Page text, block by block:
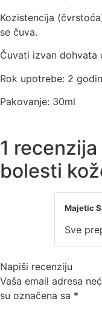
Kozistencija
se čuva.
Čuvati izvan dohvata
Rok upotrebe: 2
Pakovanje: 30ml
1 recenzija
bolesti
Majetic
Sve
Napiši recenziju
Vaša email adresa
su označena sa *